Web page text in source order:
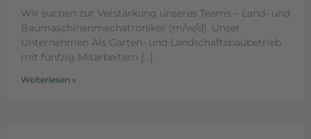
Wir suchen zur Verstärkung unseres Teams – Land- und
Baumaschinenmechatroniker (m/w/d). Unser
Unternehmen Als Garten- und Landschaftsbaubetrieb
mit fünfzig Mitarbeitern
Weiterlesen »